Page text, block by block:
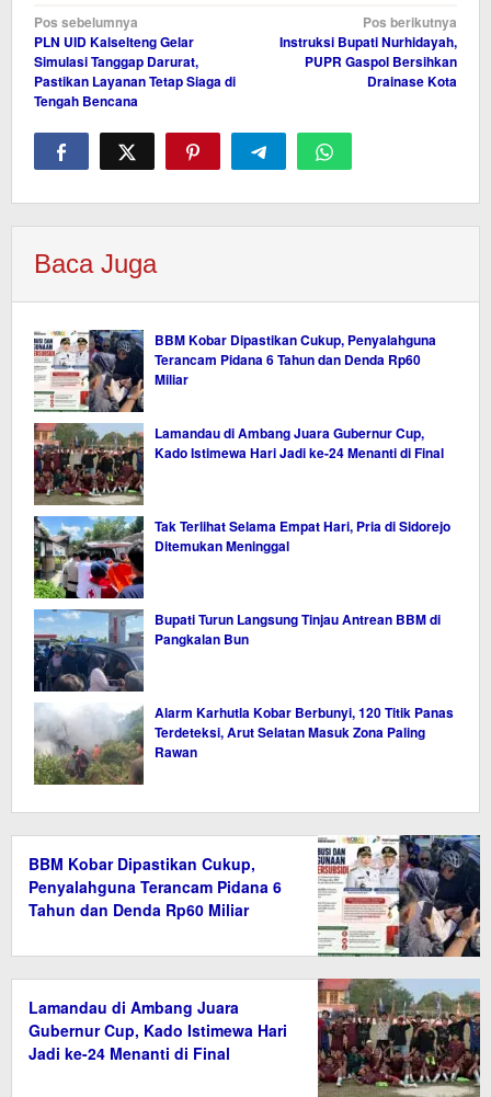
Navigasi
pos
Pos sebelumnya
PLN UID Kalselteng Gelar
Simulasi Tanggap Darurat,
Pastikan Layanan Tetap Siaga di
Tengah Bencana
Pos berikutnya
Instruksi Bupati Nurhidayah,
PUPR Gaspol Bersihkan
Drainase Kota
Baca Juga
BBM Kobar Dipastikan Cukup, Penyalahguna
Terancam Pidana 6 Tahun dan Denda Rp60
Miliar
Lamandau di Ambang Juara Gubernur Cup,
Kado Istimewa Hari Jadi ke-24 Menanti di Final
Tak Terlihat Selama Empat Hari, Pria di Sidorejo
Ditemukan Meninggal
Bupati Turun Langsung Tinjau Antrean BBM di
Pangkalan Bun
Alarm Karhutla Kobar Berbunyi, 120 Titik Panas
Terdeteksi, Arut Selatan Masuk Zona Paling
Rawan
BBM Kobar Dipastikan Cukup,
Penyalahguna Terancam Pidana 6
Tahun dan Denda Rp60 Miliar
Lamandau di Ambang Juara
Gubernur Cup, Kado Istimewa Hari
Jadi ke-24 Menanti di Final